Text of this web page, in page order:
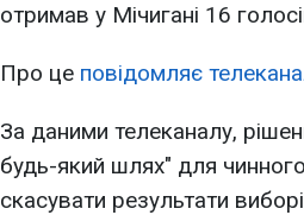
отримав у Мічигані 16
Про це повідомляє
За даними телеканалу,
будь-який шлях" для
скасувати результати